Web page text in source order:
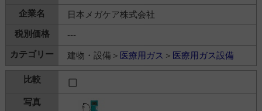
日本メガケア株式会社
---
建物・設備＞ 医療用ガス ＞ 医療用ガス設備